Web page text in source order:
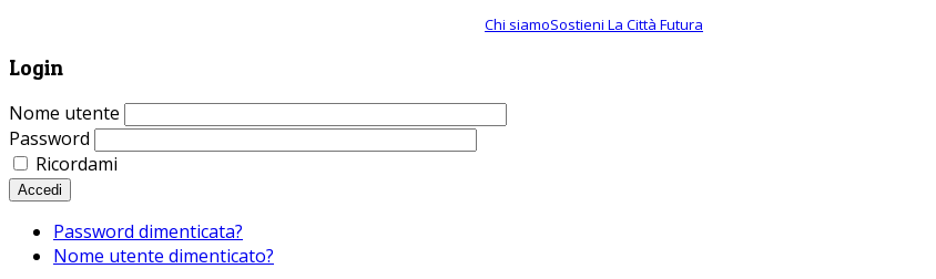
Chi siamoSostieni La Città Futura
Login
Nome utente
Password
Ricordami
Accedi
Password dimenticata?
Nome utente dimenticato?